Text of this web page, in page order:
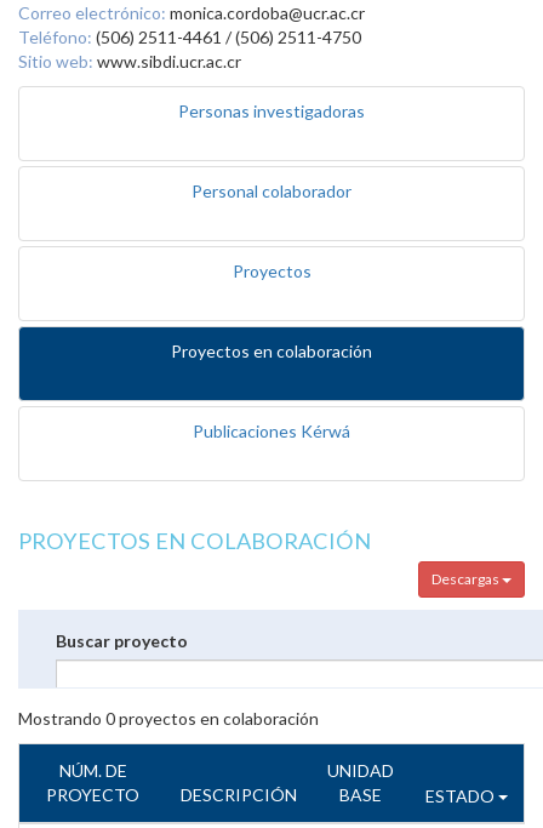
Correo electrónico: monica.cordoba@ucr.ac.cr
Teléfono: (506) 2511-4461 / (506) 2511-4750
Sitio web: www.sibdi.ucr.ac.cr
Personas investigadoras
Personal colaborador
Proyectos
Proyectos en colaboración
Publicaciones Kérwá
PROYECTOS EN COLABORACIÓN
Descargas
Buscar proyecto
Mostrando 0proyectos en colaboración
NÚM. DE
PROYECTO
DESCRIPCIÓN
UNIDAD
BASE
ESTADO